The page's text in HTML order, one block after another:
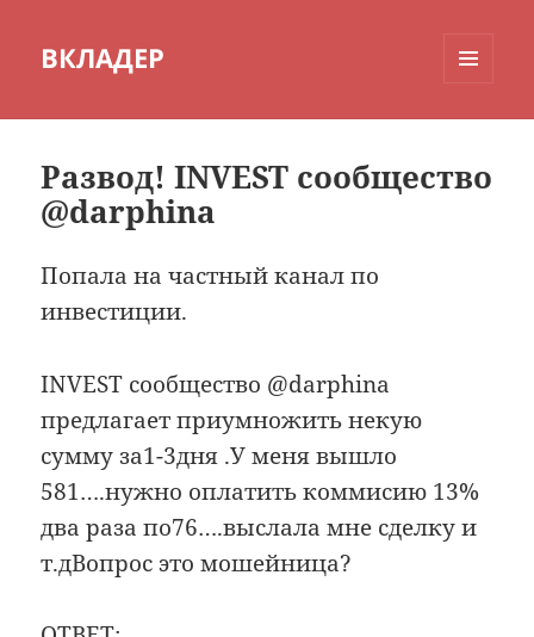
ВКЛАДЕР
Развод! INVEST сообщество
@darphina
Попала на частный канал по
инвестиции.
INVEST сообщество @darphina
предлагает приумножить некую
сумму за1-3дня .У меня вышло
581….нужно оплатить коммисию 13%
два раза по76….выслала мне сделку и
т.дВопрос это мошейница?